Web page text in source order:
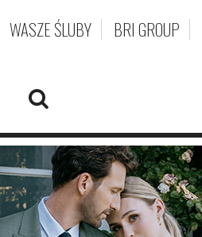
WASZE ŚLUBY BRI GROUP